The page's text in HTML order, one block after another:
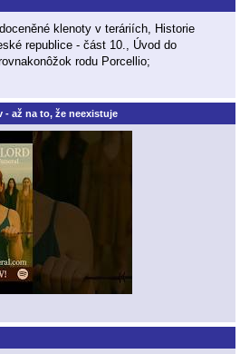
klenoty v teráriích, Historie
republice - část 10., Úvod do
rodu Porcellio;
- až na to, že neexistuje